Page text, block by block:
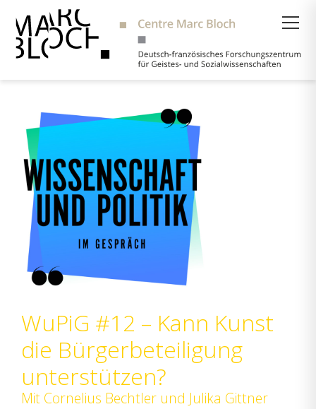
WuPiG #12 – Kann Kunst
die Bürgerbeteiligung
unterstützen?
Mit Cornelius Bechtler und Julika Gittner